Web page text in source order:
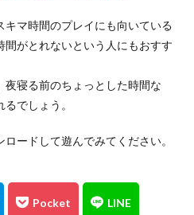
マ時間のプレイにも向いている
がとれないという人にもおすす
寝る前のちょっとした時間な
でしょう。
ードして遊んでみてください。